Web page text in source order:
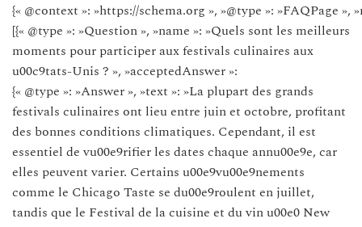
{« @context »: »https://schema.org », »@type »: »FAQPage »,
[{« @type »: »Question », »name »: »Quels sont les meilleurs
moments pour participer aux festivals culinaires aux
u00c9tats-Unis ? », »acceptedAnswer »:
{« @type »: »Answer », »text »: »La plupart des grands
festivals culinaires ont lieu entre juin et octobre, profitant
des bonnes conditions climatiques. Cependant, il est
essentiel de vu00e9rifier les dates chaque annu00e9e, car
elles peuvent varier. Certains u00e9vu00e9nements
comme le Chicago Taste se du00e9roulent en juillet,
tandis que le Festival de la cuisine et du vin u00e0 New